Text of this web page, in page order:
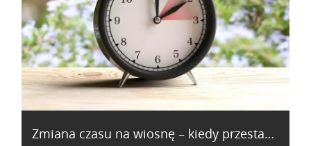
Zmiana czasu na wiosnę – kiedy przestawiamy zegarki i dlaczego wciąż to robimy?